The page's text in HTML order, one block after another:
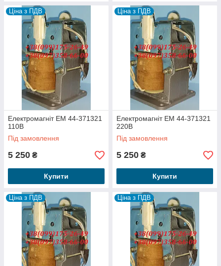
Ціна з ПДВ
Електромагніт ЕМ 44-371321
110В
Під замовлення
5 250 ₴
Купити
Ціна з ПДВ
Електромагніт ЕМ 44-371321
220В
Під замовлення
5 250 ₴
Купити
Ціна з ПДВ Ціна з ПДВ